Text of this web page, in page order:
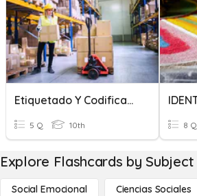
Etiquetado Y Codificación De Mercancías
5 Q 10th 8 Q
Explore Flashcards by Subject
Social Emocional Ciencias Sociales